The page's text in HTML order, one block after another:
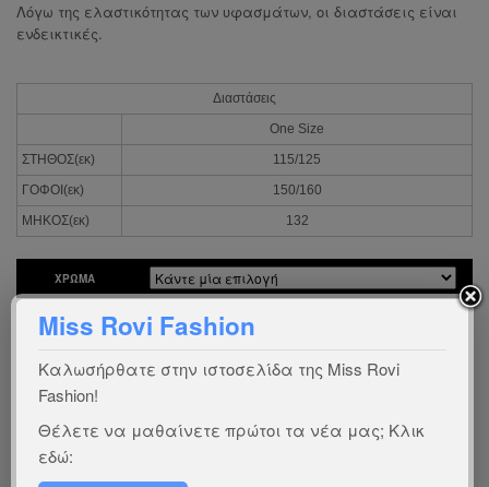
Λόγω της ελαστικότητας των υφασμάτων, οι διαστάσεις είναι
ενδεικτικές.
Διαστάσεις
One Size
ΣΤΗΘΟΣ(εκ)
115/125
ΓΟΦΟΙ(εκ)
150/160
ΜΗΚΟΣ(εκ)
132
ΧΡΏΜΑ
Είστε πελάτης χονδρικής; Συνδεθείτε
Ενδιαφέρεστε για χονδρική πώληση;Επικοινωνήστεμαζί μας
Οδηγός προϊόντος:Χ0340
Miss Rovi Fashion
Καλωσήρθατε στην ιστοσελίδα της Miss Rovi
Fashion!
Θέλετε να μαθαίνετε πρώτοι τα νέα μας; Κλικ
εδώ: